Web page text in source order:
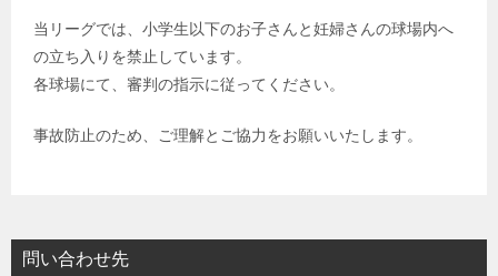
当リーグでは、小学生以下のお子さんと妊婦さんの球場内へ
の立ち入りを禁止しています。
各球場にて、審判の指示に従ってください。
事故防止のため、ご理解とご協力をお願いいたします。
問い合わせ先